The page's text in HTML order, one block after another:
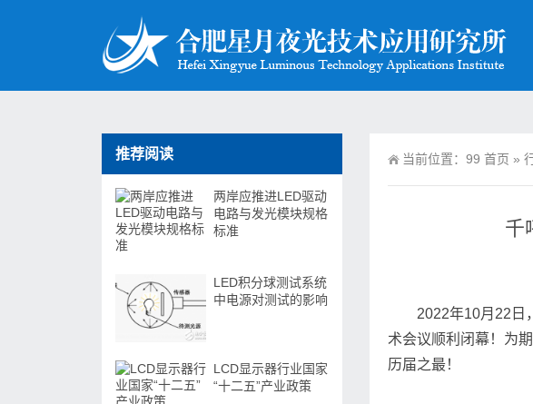
当前位置：99 首页 »
千
2022年10月22日
术会议顺利闭幕！为
历届之最！
推荐阅读
两岸应推进LED驱动
电路与发光模块规格
标准
LED积分球测试系统
中电源对测试的影响
LCD显示器行业国家
“十二五”产业政策